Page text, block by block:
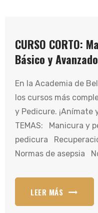
CURSO CORTO:
Básico y Avanzado
En la Academia de
los cursos más
y Pedicure. ¡Anímate
TEMAS: Manicura y
pedicura
Normas de asepsia
LEER MÁS